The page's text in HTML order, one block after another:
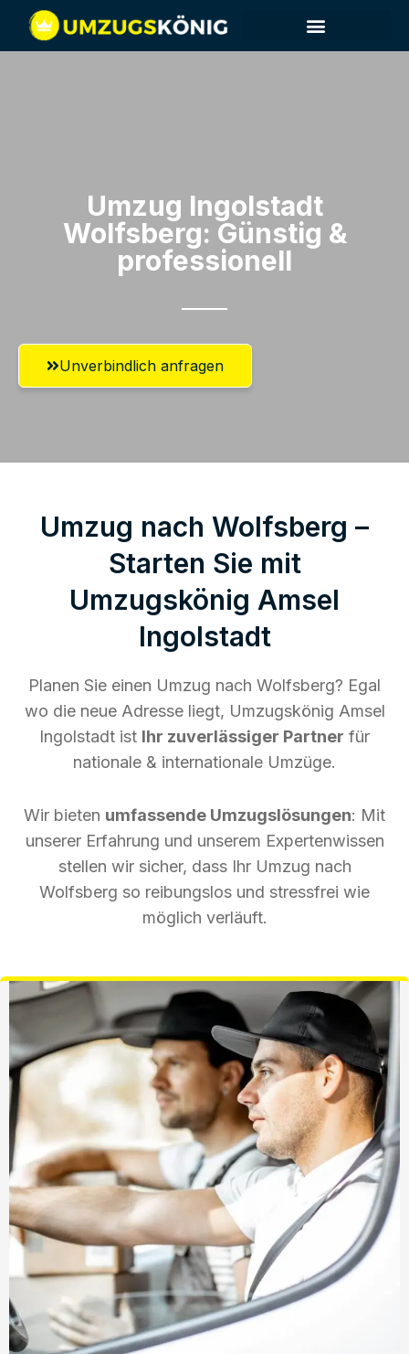
Umzug Ingolstadt​
Wolfsberg: Günstig &
professionell​
Unverbindlich anfragen
Umzug nach Wolfsberg –
Starten Sie mit
Umzugskönig Amsel
Ingolstadt
Planen Sie einen Umzug nach Wolfsberg? Egal
wo die neue Adresse liegt, Umzugskönig Amsel
Ingolstadt ist Ihr zuverlässiger Partner für
nationale & internationale Umzüge.
Wir bieten umfassende Umzugslösungen: Mit
unserer Erfahrung und unserem Expertenwissen
stellen wir sicher, dass Ihr Umzug nach
Wolfsberg so reibungslos und stressfrei wie
möglich verläuft.